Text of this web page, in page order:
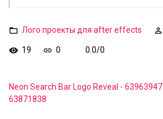
Лого проекты для after effects
19 0 0.0/0
Neon Search Bar Logo Reveal - 63963947
63871838